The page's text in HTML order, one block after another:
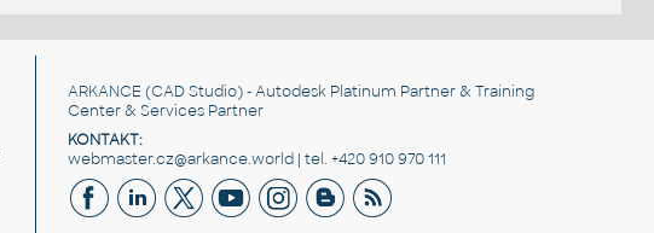
ARKANCE (CAD Studio) - Autodesk Platinum Partner & Training
Center & Services Partner
KONTAKT:
webmaster.cz@arkance.world | tel. +420 910 970 111